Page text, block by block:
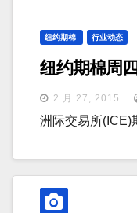
纽约期棉 行业动态
纽约期棉周
2 月 27, 2015
洲际交易所